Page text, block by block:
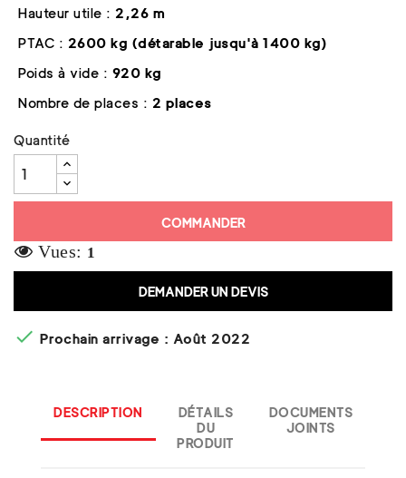
Hauteur utile : 2,26 m
PTAC : 2600 kg (détarable jusqu'à 1400 kg)
Poids à vide : 920 kg
Nombre de places : 2 places
Quantité
COMMANDER
Vues: 1
DEMANDER UN DEVIS
 Prochain arrivage : Août 2022
DESCRIPTION
DÉTAILS
DU
PRODUIT
DOCUMENTS
JOINTS